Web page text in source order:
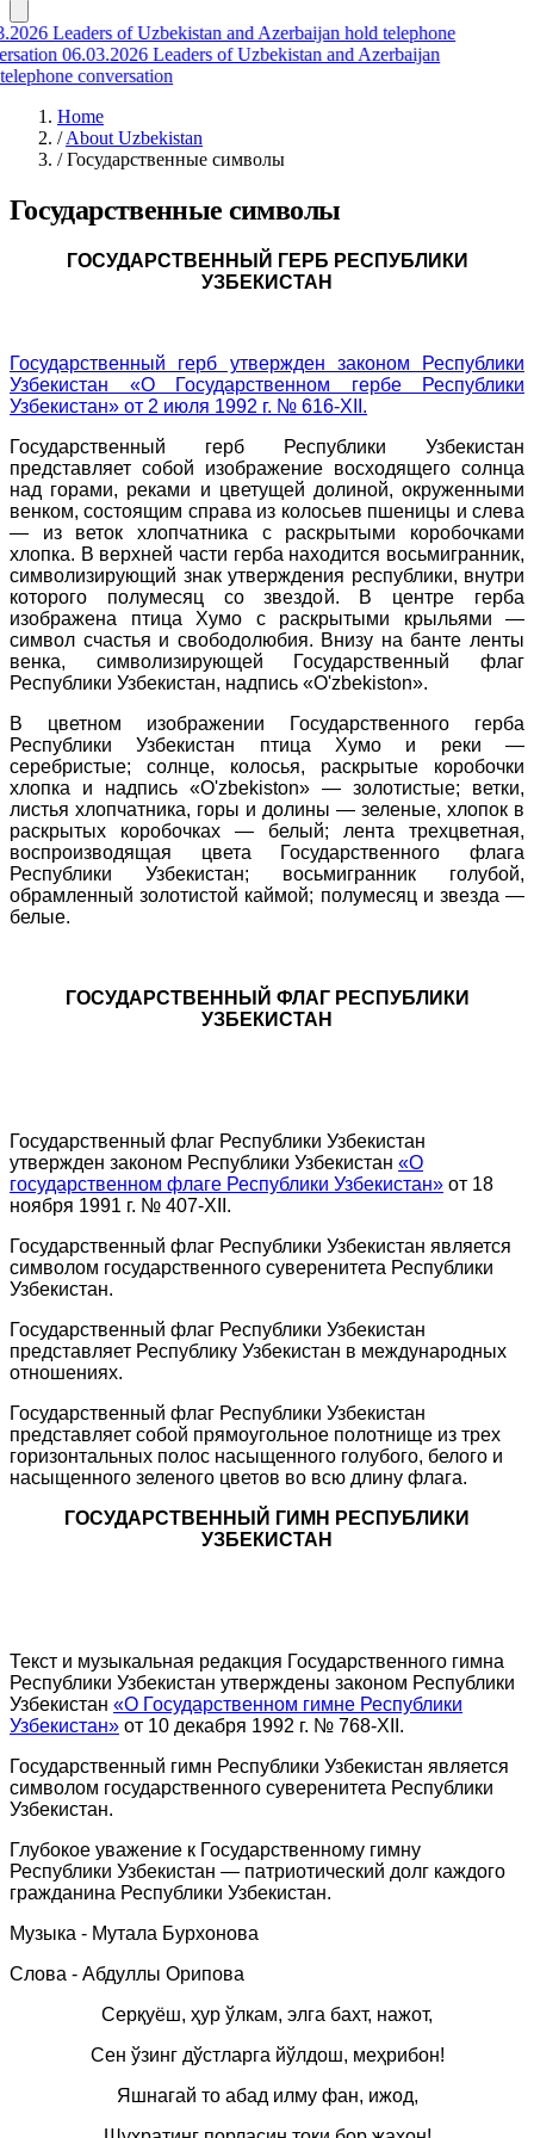
Leaders of Uzbekistan and Azerbaijan hold telephone
06.03.2026 Leaders of Uzbekistan and Azerbaijan
conversation
Home
/ About Uzbekistan
/ Государственные символы
Государственные символы
ГОСУДАРСТВЕННЫЙ ГЕРБ РЕСПУБЛИКИ
УЗБЕКИСТАН
Государственный герб утвержден законом Республики
Узбекистан «О Государственном гербе Республики
Узбекистан» от 2 июля 1992 г. № 616-XII.
Государственный герб Республики Узбекистан
представляет собой изображение восходящего солнца
над горами, реками и цветущей долиной, окруженными
венком, состоящим справа из колосьев пшеницы и слева
— из веток хлопчатника с раскрытыми коробочками
хлопка. В верхней части герба находится восьмигранник,
символизирующий знак утверждения республики, внутри
которого полумесяц со звездой. В центре герба
изображена птица Хумо с раскрытыми крыльями —
символ счастья и свободолюбия. Внизу на банте ленты
венка, символизирующей Государственный флаг
Республики Узбекистан, надпись «O'zbekiston».
В цветном изображении Государственного герба
Республики Узбекистан птица Хумо и реки —
серебристые; солнце, колосья, раскрытые коробочки
хлопка и надпись «O'zbekiston» — золотистые; ветки,
листья хлопчатника, горы и долины — зеленые, хлопок в
раскрытых коробочках — белый; лента трехцветная,
воспроизводящая цвета Государственного флага
Республики Узбекистан; восьмигранник голубой,
обрамленный золотистой каймой; полумесяц и звезда —
белые.
ГОСУДАРСТВЕННЫЙ ФЛАГ РЕСПУБЛИКИ
УЗБЕКИСТАН
Государственный флаг Республики Узбекистан
утвержден законом Республики Узбекистан «О
государственном флаге Республики Узбекистан» от 18
ноября 1991 г. № 407-XII.
Государственный флаг Республики Узбекистан является
символом государственного суверенитета Республики
Узбекистан.
Государственный флаг Республики Узбекистан
представляет Республику Узбекистан в международных
отношениях.
Государственный флаг Республики Узбекистан
представляет собой прямоугольное полотнище из трех
горизонтальных полос насыщенного голубого, белого и
насыщенного зеленого цветов во всю длину флага.
ГОСУДАРСТВЕННЫЙ ГИМН РЕСПУБЛИКИ
УЗБЕКИСТАН
Текст и музыкальная редакция Государственного гимна
Республики Узбекистан утверждены законом Республики
Узбекистан «О Государственном гимне Республики
Узбекистан» от 10 декабря 1992 г. № 768-ХII.
Государственный гимн Республики Узбекистан является
символом государственного суверенитета Республики
Узбекистан.
Глубокое уважение к Государственному гимну
Республики Узбекистан — патриотический долг каждого
гражданина Республики Узбекистан.
Музыка - Мутала Бурхонова
Слова - Абдуллы Орипова
Серқуёш, ҳур ўлкам, элга бахт, нажот,
Сен ўзинг дўстларга йўлдош, меҳрибон!
Яшнагай то абад илму фан, ижод,